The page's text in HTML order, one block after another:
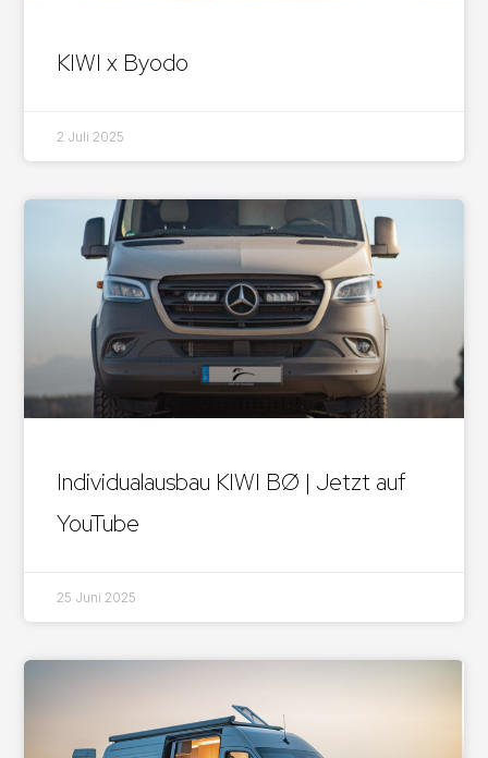
KIWI x Byodo
2 Juli 2025
Individualausbau KIWI BØ | Jetzt auf
YouTube
25 Juni 2025